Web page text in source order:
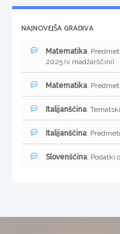
NAJNOVEJŠA GRADIVA
Matematika:
2025 (v madžarščini)
Matematika:
Italijanščina:
Italijanščina:
Slovenščina: Podatki